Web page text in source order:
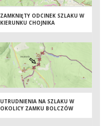
ZAMKNIĘTY ODCINEK SZLAKU W
KIERUNKU CHOJNIKA
UTRUDNIENIA NA SZLAKU W
OKOLICY ZAMKU BOLCZÓW